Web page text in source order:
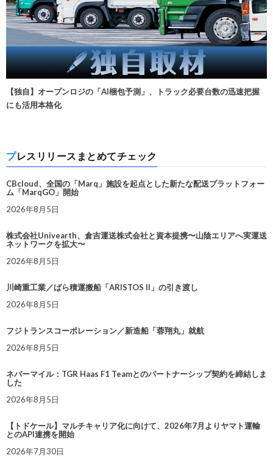
【独自】オープンロジの「AI梱包予測」、トラック必要台数の迅速把握
にも活用本格化
プレスリリースまとめてチェック
CBcloud、全国の「Marq」施設を起点とした新たな配送プラットフォー
ム「MarqGO」開始
2026年8月5日
株式会社Univearth、倉吉運送株式会社と資本提携〜山陰エリアへ実運送
ネットワークを拡大〜
2026年8月5日
川崎重工業／ばら積運搬船「ARISTOS II」の引き渡し
2026年8月5日
フジトランスコーポレーション／新造船「蓉翔丸」就航
2026年8月5日
ネバーマイル：TGR Haas F1 Teamとのパートナーシップ契約を締結しま
した
2026年8月5日
【トドケール】マルチキャリア化に向けて、2026年7月よりヤマト運輸
とのAPI連携を開始
2026年7月30日